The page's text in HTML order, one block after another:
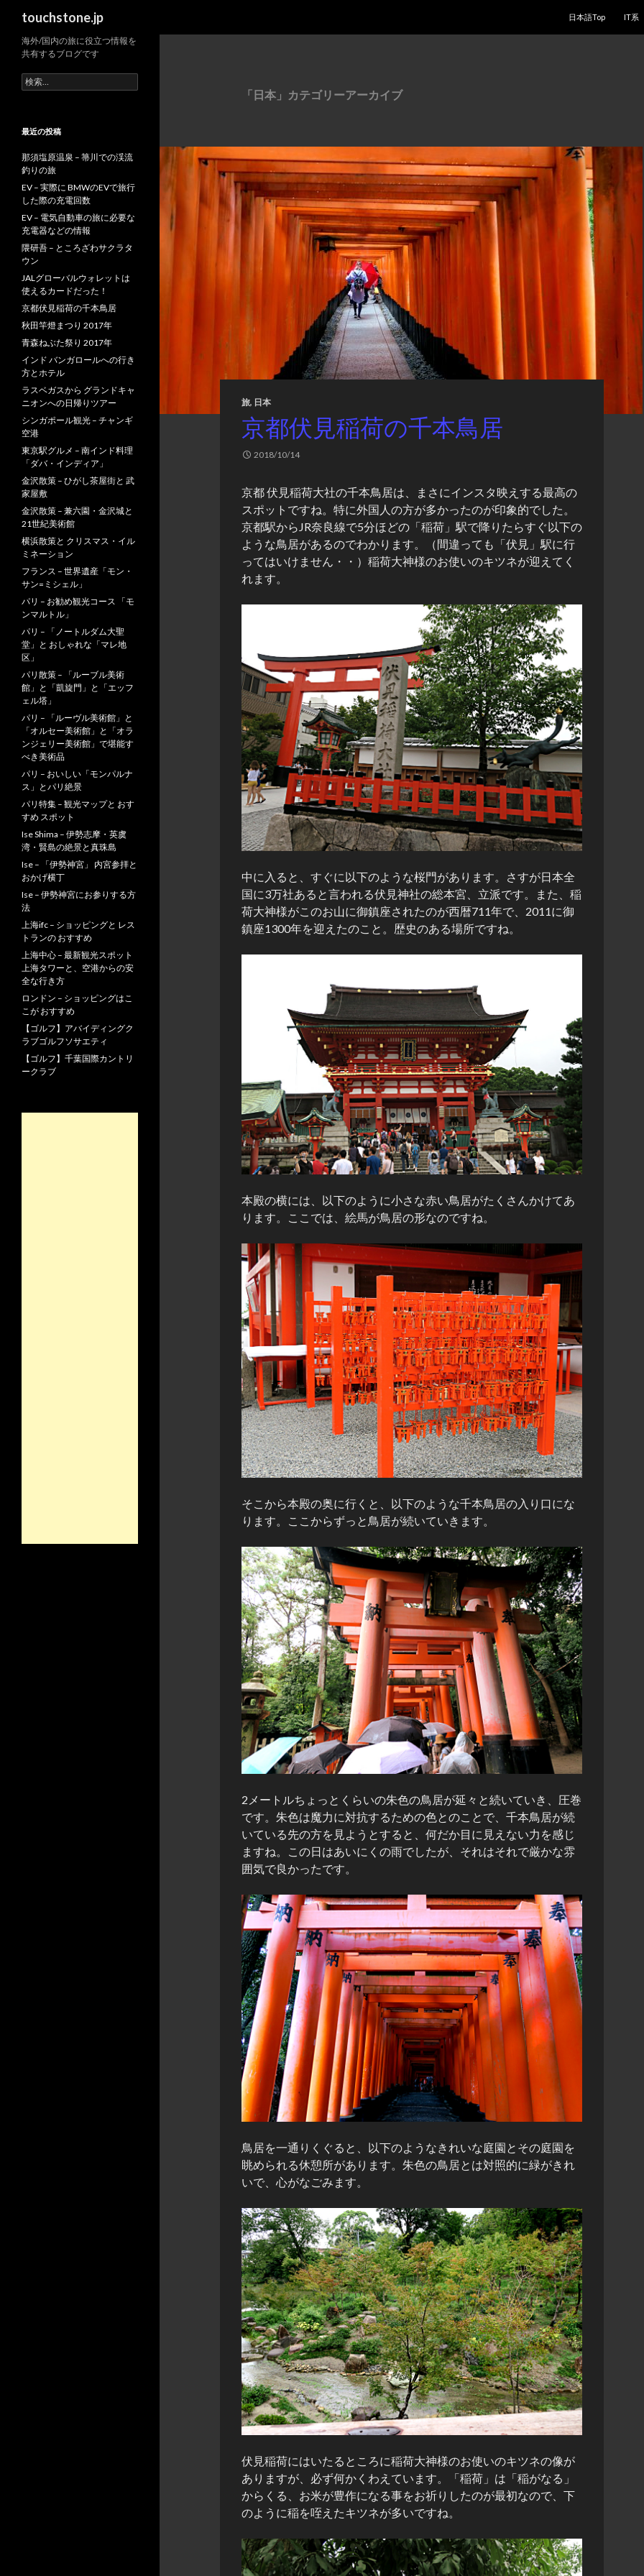
touchstone.jp
日本語Top
IT系
「日本」カテゴリーアーカイブ
旅, 日本
京都伏見稲荷の千本鳥居
2018/10/14
京都 伏見稲荷大社の千本鳥居は、まさにインスタ映えする最高の
スポットですね。特に外国人の方が多かったのが印象的でした。
京都駅からJR奈良線で5分ほどの「稲荷」駅で降りたらすぐ以下の
ような鳥居があるのでわかります。（間違っても「伏見」駅に行
ってはいけません・・）稲荷大神様のお使いのキツネが迎えてく
れます。
中に入ると、すぐに以下のような桜門があります。さすが日本全
国に3万社あると言われる伏見神社の総本宮、立派です。また、稲
荷大神様がこのお山に御鎮座されたのが西暦711年で、2011に御
鎮座1300年を迎えたのこと。歴史のある場所ですね。
本殿の横には、以下のように小さな赤い鳥居がたくさんかけてあ
ります。ここでは、絵馬が鳥居の形なのですね。
そこから本殿の奥に行くと、以下のような千本鳥居の入り口にな
ります。ここからずっと鳥居が続いていきます。
2メートルちょっとくらいの朱色の鳥居が延々と続いていき、圧巻
です。朱色は魔力に対抗するための色とのことで、千本鳥居が続
いている先の方を見ようとすると、何だか目に見えない力を感じ
ますね。この日はあいにくの雨でしたが、それはそれで厳かな雰
囲気で良かったです。
鳥居を一通りくぐると、以下のようなきれいな庭園とその庭園を
眺められる休憩所があります。朱色の鳥居とは対照的に緑がきれ
いで、心がなごみます。
伏見稲荷にはいたるところに稲荷大神様のお使いのキツネの像が
ありますが、必ず何かくわえています。「稲荷」は「稲がなる」
からくる、お米が豊作になる事をお祈りしたのが最初なので、下
のように稲を咥えたキツネが多いですね。
海外/国内の旅に役立つ情報を
共有するブログです
検
索:
最近の投稿
那須塩原温泉 – 箒川での渓流
釣りの旅
EV – 実際に BMWのEVで旅行
した際の充電回数
EV – 電気自動車の旅に必要な
充電器などの情報
隈研吾 – ところざわサクラタ
ウン
JALグローバルウォレットは
使えるカードだった！
京都伏見稲荷の千本鳥居
秋田竿燈まつり 2017年
青森ねぶた祭り 2017年
インド バンガロールへの行き
方とホテル
ラスベガスから グランドキャ
ニオンへの日帰りツアー
シンガポール観光 – チャンギ
空港
東京駅グルメ – 南インド料理
「ダバ・インディア」
金沢散策 – ひがし茶屋街と 武
家屋敷
金沢散策 – 兼六園・金沢城と
21世紀美術館
横浜散策と クリスマス・イル
ミネーション
フランス – 世界遺産「モン・
サン=ミシェル」
パリ – お勧め観光コース 「モ
ンマルトル」
パリ – 「ノートルダム大聖
堂」と おしゃれな「マレ地
区」
パリ散策 – 「ルーブル美術
館」と「凱旋門」と「エッフ
ェル塔」
パリ – 「ルーヴル美術館」と
「オルセー美術館」と「オラ
ンジェリー美術館」で堪能す
べき美術品
パリ – おいしい「モンパルナ
ス」とパリ絶景
パリ特集 – 観光マップと おす
すめ スポット
Ise Shima – 伊勢志摩・英虞
湾・賢島の絶景と真珠島
Ise – 「伊勢神宮」 内宮参拝と
おかげ横丁
Ise – 伊勢神宮にお参りする方
法
上海ifc – ショッピングと レス
トランの おすすめ
上海中心 – 最新観光スポット
上海タワーと、空港からの安
全な行き方
ロンドン – ショッピングはこ
こが おすすめ
【ゴルフ】アバイディングク
ラブゴルフソサエティ
【ゴルフ】千葉国際カントリ
ークラブ